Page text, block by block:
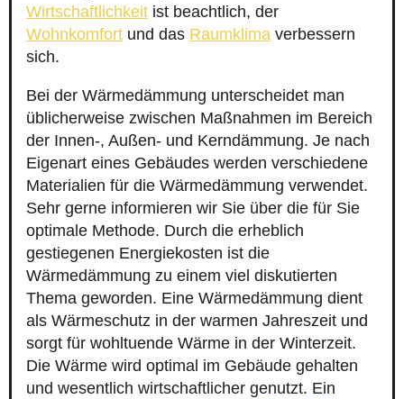
Wirtschaftlichkeit ist beachtlich, der
Wohnkomfort und das Raumklima verbessern
sich.
Bei der Wärmedämmung unterscheidet man
üblicherweise zwischen Maßnahmen im Bereich
der Innen-, Außen- und Kerndämmung. Je nach
Eigenart eines Gebäudes werden verschiedene
Materialien für die Wärmedämmung verwendet.
Sehr gerne informieren wir Sie über die für Sie
optimale Methode. Durch die erheblich
gestiegenen Energiekosten ist die
Wärmedämmung zu einem viel diskutierten
Thema geworden. Eine Wärmedämmung dient
als Wärmeschutz in der warmen Jahreszeit und
sorgt für wohltuende Wärme in der Winterzeit.
Die Wärme wird optimal im Gebäude gehalten
und wesentlich wirtschaftlicher genutzt. Ein